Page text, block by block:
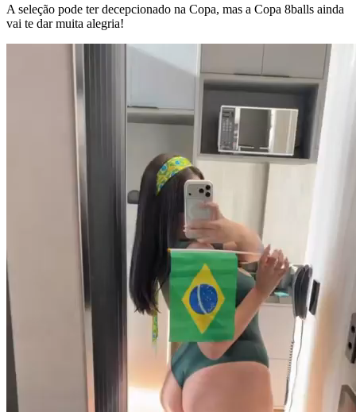
A seleção pode ter decepcionado na Copa, mas a Copa 8balls ainda
vai te dar muita alegria!